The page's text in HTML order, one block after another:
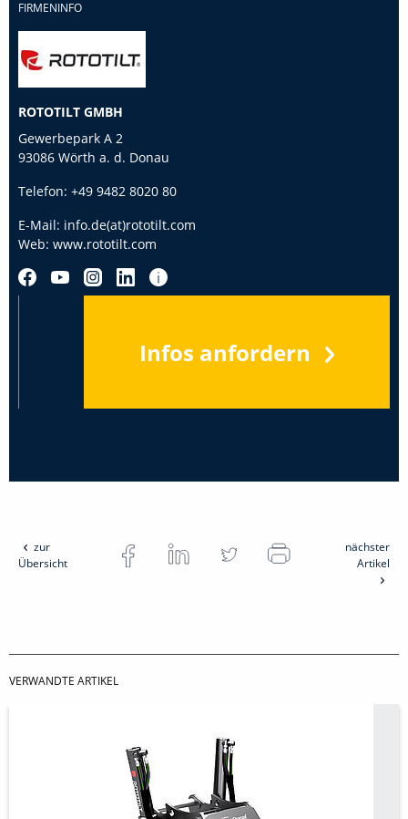
FIRMENINFO
ROTOTILT GMBH
Gewerbepark A 2
93086 Wörth a. d. Donau
Telefon: +49 9482 8020 80
E-Mail: info.de(at)rototilt.com
Web: www.rototilt.com
Infos anfordern
zur
Übersicht
nächster
Artikel
VERWANDTE ARTIKEL